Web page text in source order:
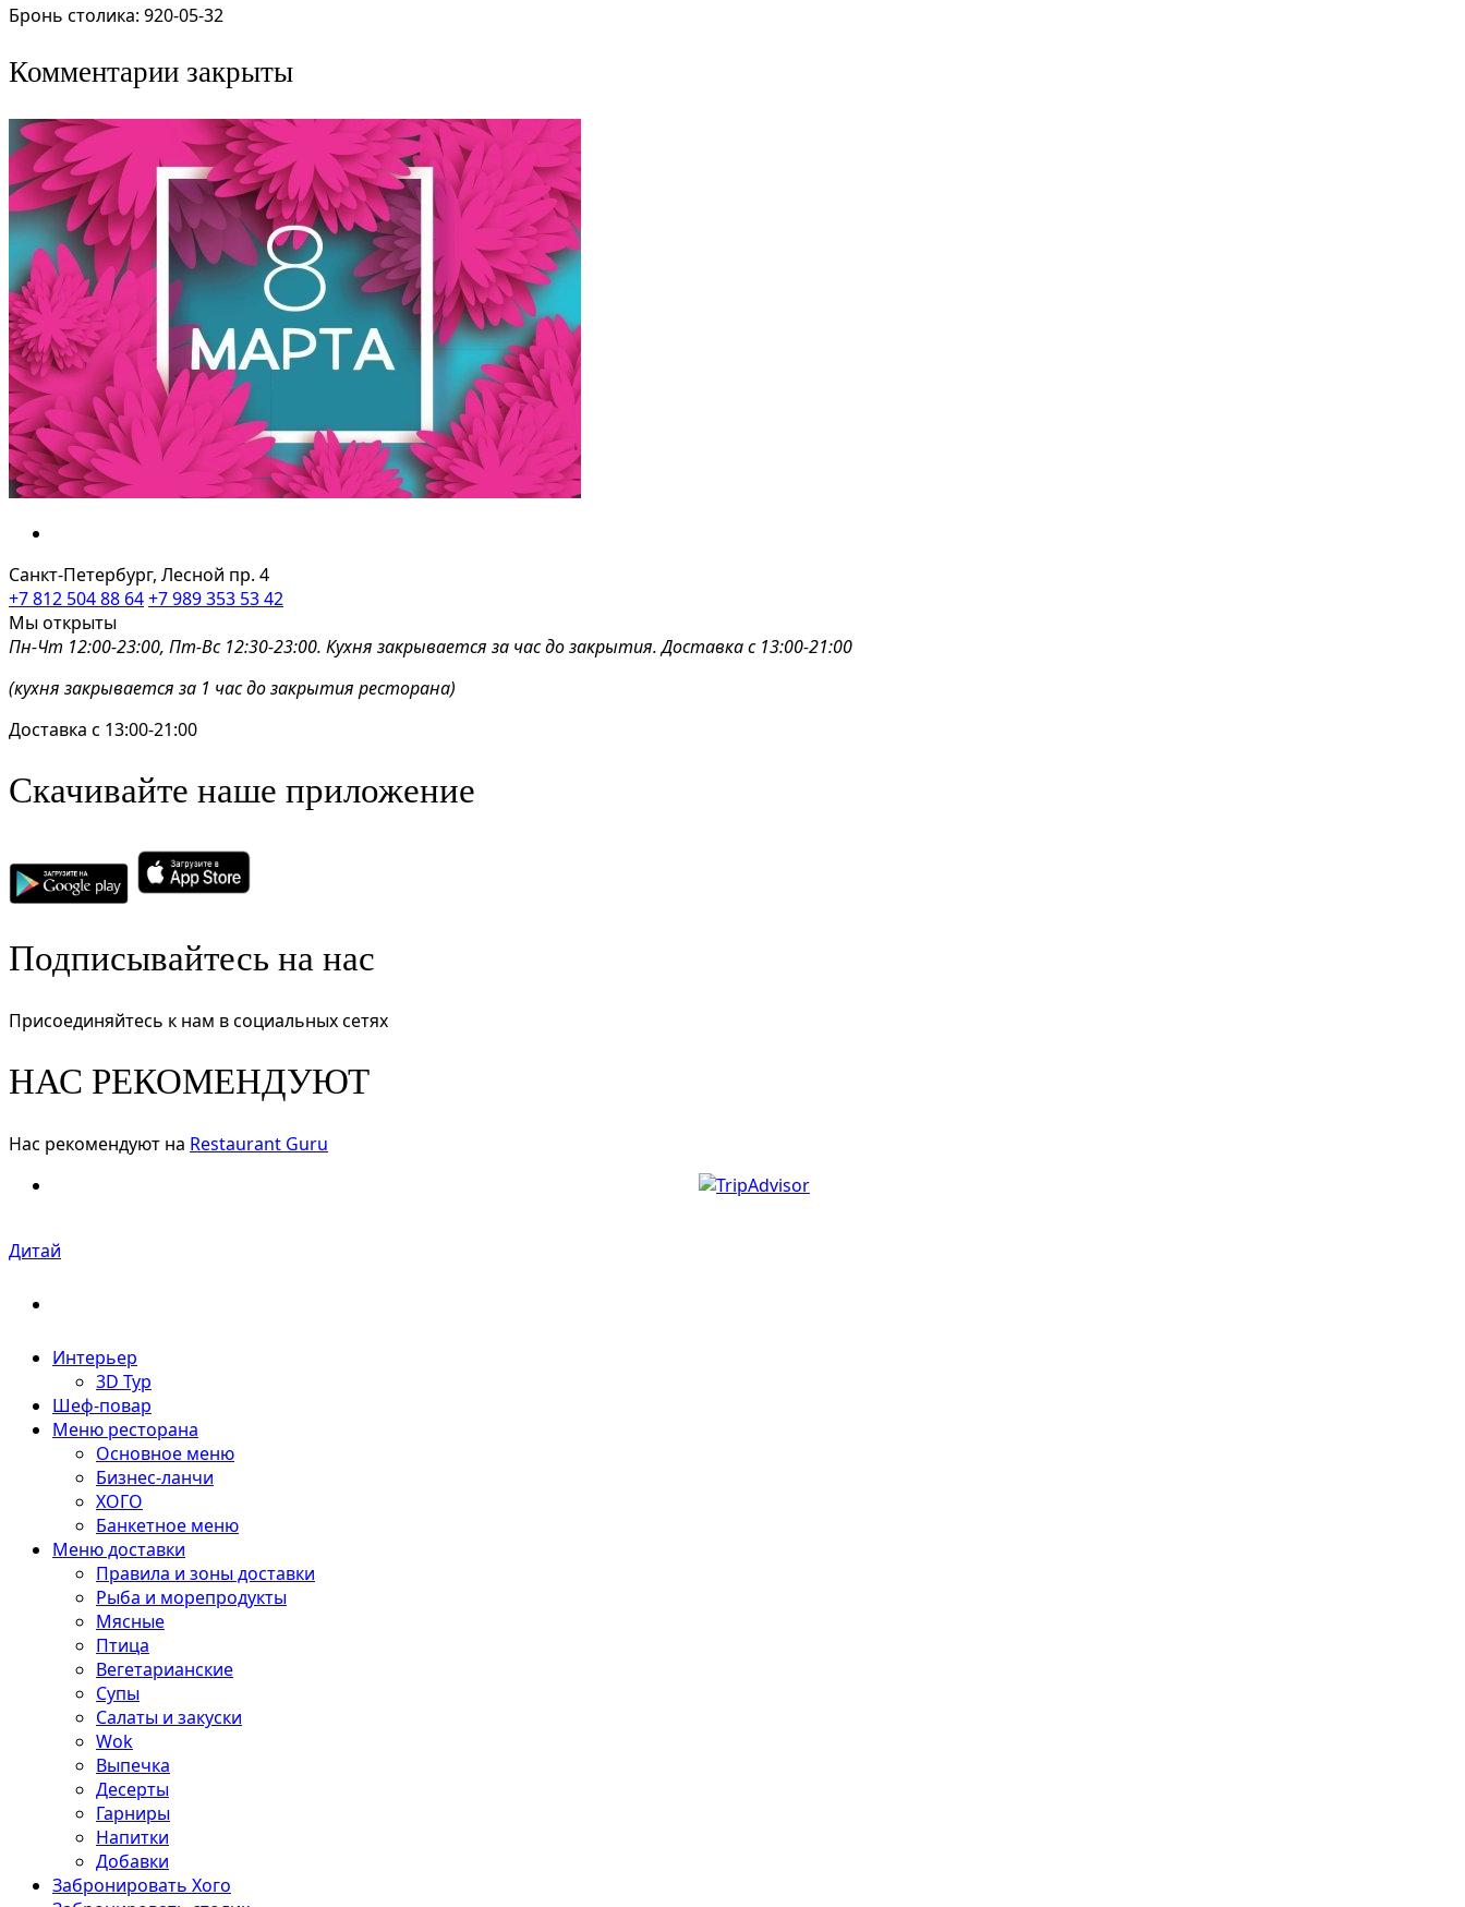
Бронь столика: 920-05-32
Комментарии закрыты
Санкт-Петербург, Лесной пр. 4
+7 812 504 88 64+7 989 353 53 42
Мы открыты
Пн-Чт 12:00-23:00, Пт-Вс 12:30-23:00. Кухня закрывается за час до закрытия. Доставка с 13:00-21:00
(кухня закрывается за 1 час до закрытия ресторана)
Доставка с 13:00-21:00
Скачивайте наше приложение
Подписывайтесь на нас
Присоединяйтесь к нам в социальных сетях
НАС РЕКОМЕНДУЮТ
Нас рекомендуют на Restaurant Guru
Дитай
Интерьер
3D Тур
Шеф-повар
Меню ресторана
Основное меню
Бизнес-ланчи
ХОГО
Банкетное меню
Меню доставки
Правила и зоны доставки
Рыба и морепродукты
Мясные
Птица
Вегетарианские
Супы
Салаты и закуски
Wok
Выпечка
Десерты
Гарниры
Напитки
Добавки
Забронировать Хого